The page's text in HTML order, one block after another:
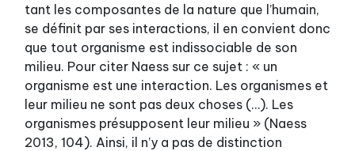
tant les composantes de la nature que l’humain,
se définit par ses interactions, il en convient donc
que tout organisme est indissociable de son
milieu. Pour citer Naess sur ce sujet : « un
organisme est une interaction. Les organismes et
leur milieu ne sont pas deux choses (…). Les
organismes présupposent leur milieu » (Naess
2013, 104). Ainsi, il n’y a pas de distinction